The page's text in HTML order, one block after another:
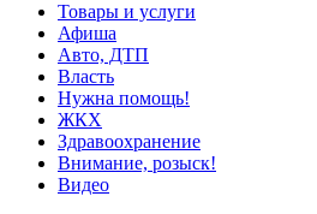
Товары и услуги
Афиша
Авто, ДТП
Власть
Нужна помощь!
ЖКХ
Здравоохранение
Внимание, розыск!
Видео